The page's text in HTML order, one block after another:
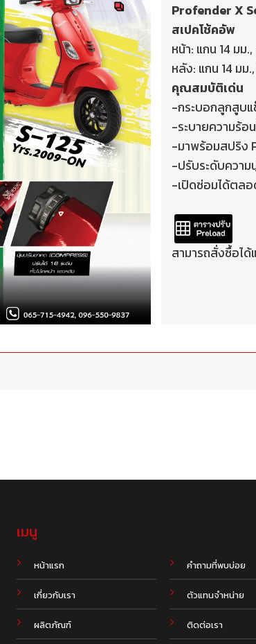
Profender X
สเปคโช้คอัพ
หน้า: แกน 14 มม
หลัง: แกน 14 มม
คุณสมบัติเด่น
-กระบอกลูกสูบแ
-ระบายความร้อ
-มาพร้อมสปริง
-ปรับระดับความ
-เปิดซ่อมได้ตลอ
สามารถสั่งซื้อได้
เมนู
หน้าแรก
เกี่ยวกับเรา
ผลิตภัณฑ์
คำถามที่พบบ่อย
ตัวแทนจำหน่าย
ติดต่อเรา